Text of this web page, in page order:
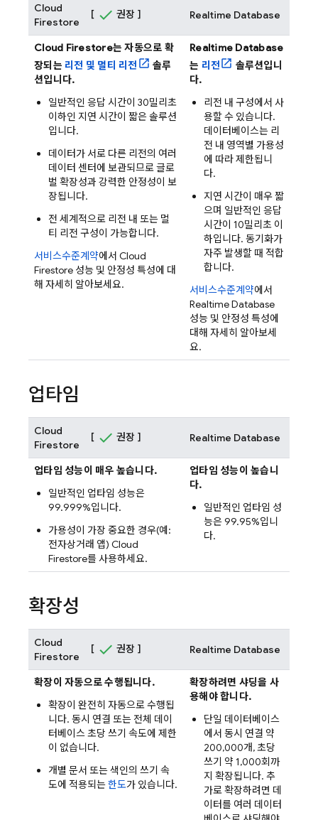
Cloud
Firestore
[ 권장 ] Realtime Database
Cloud Firestore는 자동으로 확
장되는 리전 및 멀티 리전
솔루
션입니다.
일반적인 응답 시간이 30밀리초
이하인 지연 시간이 짧은 솔루션
입니다.
데이터가 서로 다른 리전의 여러
데이터 센터에 보관되므로 글로
벌 확장성과 강력한 안정성이 보
장됩니다.
전 세계적으로 리전 내 또는 멀
티 리전 구성이 가능합니다.
서비스수준계약에서 Cloud
Firestore 성능 및 안정성 특성에 대
해 자세히 알아보세요.
Realtime Database
는 리전
솔루션입니
다.
리전 내 구성에서 사
용할 수 있습니다.
데이터베이스는 리
전 내 영역별 가용성
에 따라 제한됩니
다.
지연 시간이 매우 짧
으며 일반적인 응답
시간이 10밀리초 이
하입니다. 동기화가
자주 발생할 때 적합
합니다.
서비스수준계약에서
Realtime Database
성능 및 안정성 특성에
대해 자세히 알아보세
요.
업타임
Cloud
Firestore
[ 권장 ] Realtime Database
업타임 성능이 매우 높습니다.
일반적인 업타임 성능은
99.999%입니다.
가용성이 가장 중요한 경우(예:
전자상거래 앱) Cloud
Firestore를 사용하세요.
업타임 성능이 높습니
다.
일반적인 업타임 성
능은 99.95%입니
다.
확장성
Cloud
Firestore
[ 권장 ] Realtime Database
확장이 자동으로 수행됩니다.
확장이 완전히 자동으로 수행됩
니다. 동시 연결 또는 전체 데이
터베이스 초당 쓰기 속도에 제한
이 없습니다.
개별 문서 또는 색인의 쓰기 속
도에 적용되는한도가 있습니다.
확장하려면 샤딩을 사
용해야 합니다.
단일 데이터베이스
에서 동시 연결 약
200,000개, 초당
쓰기 약 1,000회까
지 확장됩니다. 추
가로 확장하려면 데
이터를 여러 데이터